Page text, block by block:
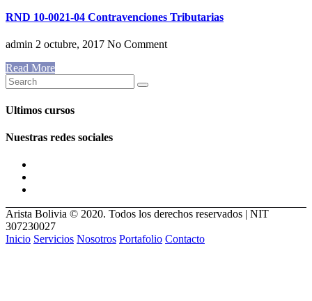
RND 10-0021-04 Contravenciones Tributarias
admin 2 octubre, 2017 No Comment
Read More
Ultimos cursos
Nuestras redes sociales
Arista Bolivia © 2020. Todos los derechos reservados | NIT
307230027
Inicio Servicios Nosotros Portafolio Contacto